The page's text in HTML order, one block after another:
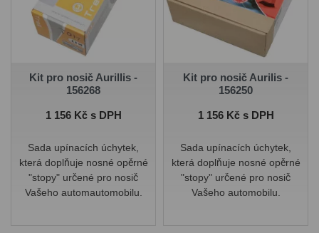
Kit pro nosič Aurillis -
156268
Cena
1 156 Kč s DPH
Sada upínacích úchytek,
která doplňuje nosné opěrné
"stopy" určené pro nosič
Vašeho automautomobilu.
Kit pro nosič Aurilis -
156250
Cena
1 156 Kč s DPH
Sada upínacích úchytek,
která doplňuje nosné opěrné
"stopy" určené pro nosič
Vašeho automobilu.